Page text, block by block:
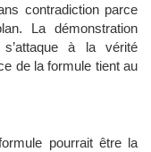
contradiction parce
La démonstration
s’attaque à la vérité
de la formule tient au
pourrait être la